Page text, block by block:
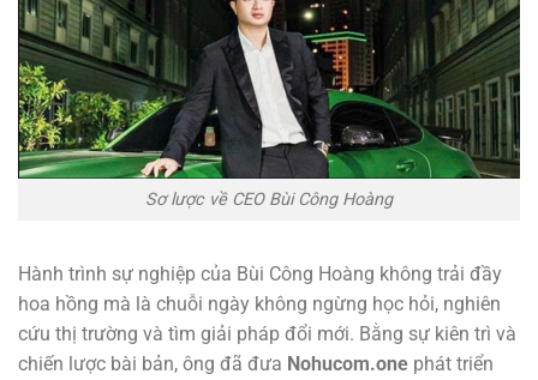
Sơ lược về CEO Bùi Công Hoàng
Hành trình sự nghiệp của Bùi Công Hoàng không trải đầy
hoa hồng mà là chuỗi ngày không ngừng học hỏi, nghiên
cứu thị trường và tìm giải pháp đổi mới. Bằng sự kiên trì và
chiến lược bài bản, ông đã đưa Nohucom.one phát triển